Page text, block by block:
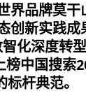
界品牌莫
创新实践
化深度转
中国搜索
杆典范。